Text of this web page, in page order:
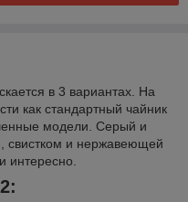
в 3 вариантах. На
как стандартный чайник
модели. Серый и
свистком и нержавеющей
интересно.